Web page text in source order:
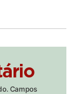
Campos